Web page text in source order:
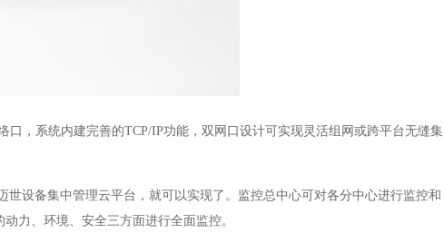
口， 系统内建完善的TCP/IP功能，双网口设计可实现灵活组网或跨平台无缝集
设备集中管理云平台，就可以实现了。监控总中心可对各分中心进行监控和
力、环境、安全三方面进行全面监控。